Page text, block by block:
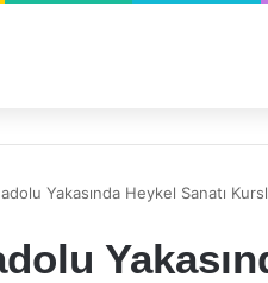
Yakasında Heykel Sanatı